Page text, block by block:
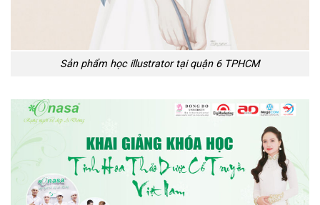
Sản phẩm học illustrator tại quận 6 TPHCM